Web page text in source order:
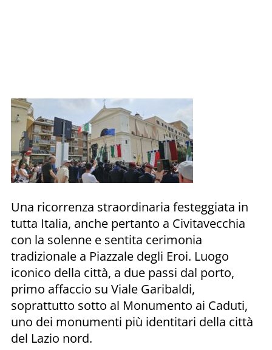
Una ricorrenza straordinaria festeggiata in
tutta Italia, anche pertanto a Civitavecchia
con la solenne e sentita cerimonia
tradizionale a Piazzale degli Eroi. Luogo
iconico della città, a due passi dal porto,
primo affaccio su Viale Garibaldi,
soprattutto sotto al Monumento ai Caduti,
uno dei monumenti più identitari della città
del Lazio nord.